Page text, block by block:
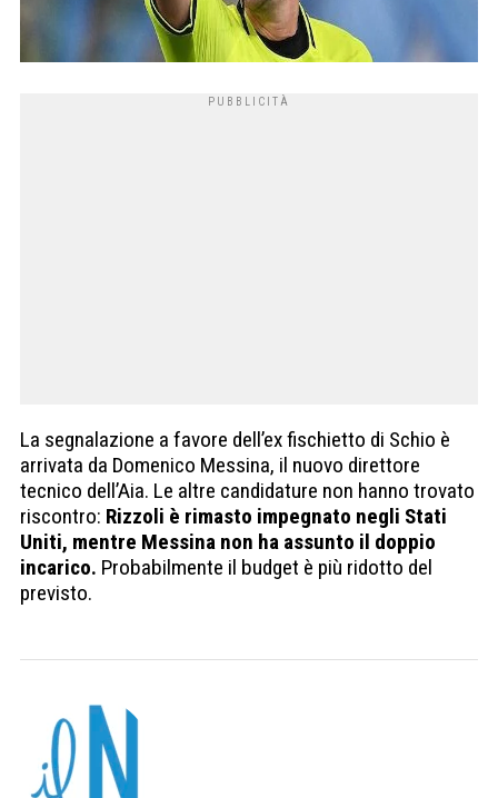
La segnalazione a favore dell’ex fischietto di Schio è
arrivata da Domenico Messina, il nuovo direttore
tecnico dell’Aia. Le altre candidature non hanno trovato
riscontro: Rizzoli è rimasto impegnato negli Stati
Uniti, mentre Messina non ha assunto il doppio
incarico. Probabilmente il budget è più ridotto del
previsto.